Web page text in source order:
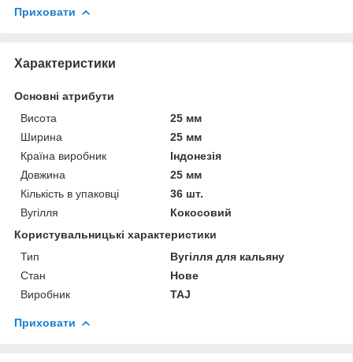
Приховати
Характеристики
Основні атрибути
Висота
25 мм
Ширина
25 мм
Країна виробник
Індонезія
Довжина
25 мм
Кількість в упаковці
36 шт.
Вугілля
Кокосовий
Користувальницькі характеристики
Тип
Вугілля для кальяну
Стан
Нове
Виробник
TAJ
Приховати